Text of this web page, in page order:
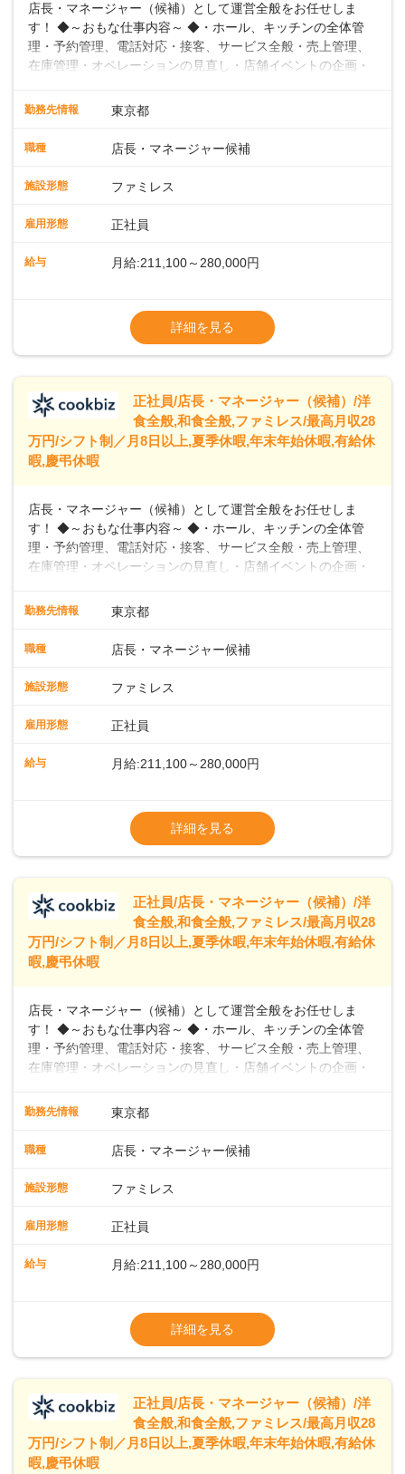
店長・マネージャー（候補）として運営全般をお任せしま
す！ ◆～おもな仕事内容～ ◆・ホール、キッチンの全体管
理・予約管理、電話対応・接客、サービス全般・売上管理、
在庫管理・オペレーションの見直し・店舗イベントの企画・
入社後はスキルに合わせた業務からお任せしますので、徐々
向上を目指すDX推進～ ◆すかいらーくのレストランでは、
スタッフの働きやすさをサポートしています。配膳ロボット
や歩行数が約40%も削減されました！また、配膳ロボットに
なDX（デジタルトランスフォーメーション）の取り組みを進
います。私たちは、多様な働き方を提供し、ライフステージ
に合わせた柔軟な勤務時間や働きやすい環境を整えていま
います。
勤務先情報 東京都
職種 店長・マネージャー候補
施設形態 ファミレス
雇用形態 正社員
給与 月給:211,100～280,000円
※残業代全額支給
※経験に応じて応相談①ナショナル社員：月
給245,800円～②エリア社員 ：月給
詳細を見る
正社員/店長・マネージャー（候補）/洋
食全般,和食全般,ファミレス/最高月収28
万円/シフト制／月8日以上,夏季休暇,年末年始休暇,有給休
暇,慶弔休暇
店長・マネージャー（候補）として運営全般をお任せしま
す！ ◆～おもな仕事内容～ ◆・ホール、キッチンの全体管
理・予約管理、電話対応・接客、サービス全般・売上管理、
在庫管理・オペレーションの見直し・店舗イベントの企画・
入社後はスキルに合わせた業務からお任せしますので、徐々
向上を目指すDX推進～ ◆すかいらーくのレストランでは、
スタッフの働きやすさをサポートしています。配膳ロボット
や歩行数が約40%も削減されました！また、配膳ロボットに
なDX（デジタルトランスフォーメーション）の取り組みを進
います。私たちは、多様な働き方を提供し、ライフステージ
に合わせた柔軟な勤務時間や働きやすい環境を整えていま
います。
勤務先情報 東京都
職種 店長・マネージャー候補
施設形態 ファミレス
雇用形態 正社員
給与 月給:211,100～280,000円
※残業代全額支給
※経験に応じて応相談①ナショナル社員：月
給245,800円～②エリア社員 ：月給
詳細を見る
正社員/店長・マネージャー（候補）/洋
食全般,和食全般,ファミレス/最高月収28
万円/シフト制／月8日以上,夏季休暇,年末年始休暇,有給休
暇,慶弔休暇
店長・マネージャー（候補）として運営全般をお任せしま
す！ ◆～おもな仕事内容～ ◆・ホール、キッチンの全体管
理・予約管理、電話対応・接客、サービス全般・売上管理、
在庫管理・オペレーションの見直し・店舗イベントの企画・
入社後はスキルに合わせた業務からお任せしますので、徐々
向上を目指すDX推進～ ◆すかいらーくのレストランでは、
スタッフの働きやすさをサポートしています。配膳ロボット
や歩行数が約40%も削減されました！また、配膳ロボットに
なDX（デジタルトランスフォーメーション）の取り組みを進
います。私たちは、多様な働き方を提供し、ライフステージ
に合わせた柔軟な勤務時間や働きやすい環境を整えていま
います。
勤務先情報 東京都
職種 店長・マネージャー候補
施設形態 ファミレス
雇用形態 正社員
給与 月給:211,100～280,000円
※残業代全額支給
※経験に応じて応相談①ナショナル社員：月
給245,800円～②エリア社員 ：月給
詳細を見る
正社員/店長・マネージャー（候補）/洋
食全般,和食全般,ファミレス/最高月収28
万円/シフト制／月8日以上,夏季休暇,年末年始休暇,有給休
暇,慶弔休暇